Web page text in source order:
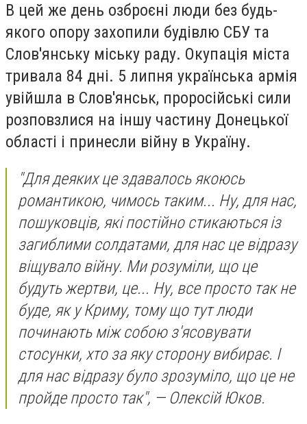
В цей же день озброєні люди без будь-
якого опору захопили будівлю СБУ та
Слов'янську міську раду. Окупація міста
тривала 84 дні. 5 липня українська армія
увійшла в Слов'янськ, проросійські сили
розповзлися на іншу частину Донецької
області і принесли війну в Україну.
"Для деяких це здавалось якоюсь
романтикою, чимось таким... Ну, для нас,
пошуковців, які постійно стикаються із
загиблими солдатами, для нас це відразу
віщувало війну. Ми розуміли, що це
будуть жертви, це... Ну, все просто так не
буде, як у Криму, тому що тут люди
починають між собою з'ясовувати
стосунки, хто за яку сторону вибирає. І
для нас відразу було зрозуміло, що це не
пройде просто так", — Олексій Юков.